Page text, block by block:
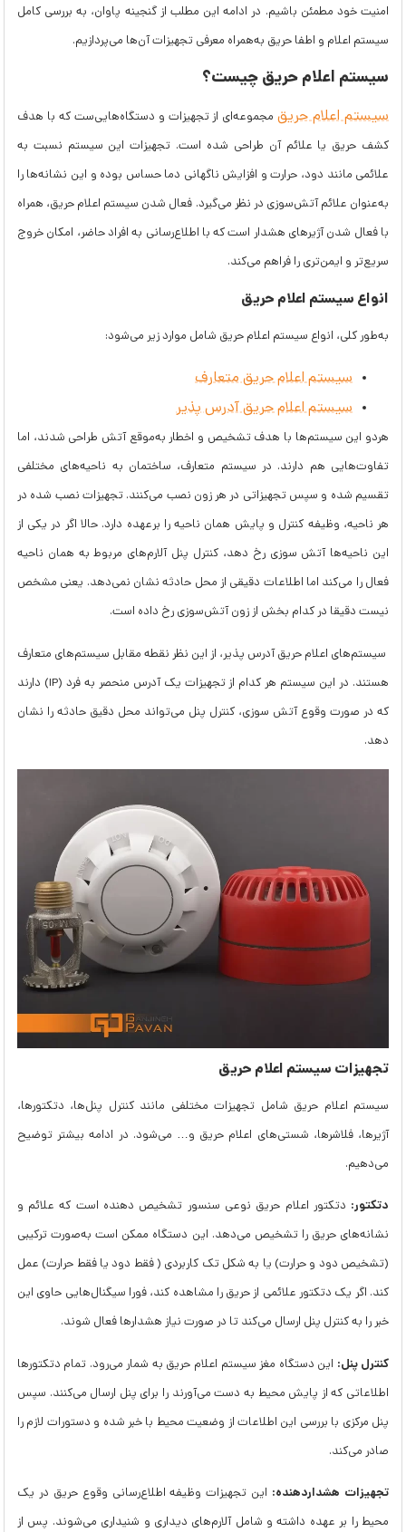
امنیت خود مطمئن باشیم. در ادامه این مطلب از گنجینه پاوان، به بررسی کامل
سیستم اعلام و اطفا حریق به‌همراه معرفی تجهیزات آن‌ها می‌پردازیم.
سیستم اعلام حریق چیست؟
سیستم اعلام حریقمجموعه‌ای از تجهیزات و دستگاه‌هایی‌ست که با هدف
کشف حریق یا علائم آن طراحی شده است. تجهیزات این سیستم نسبت به
علائمی مانند دود، حرارت و افزایش ناگهانی دما حساس بوده و این نشانه‌ها را
به‌عنوان علائم آتش‌سوزی در نظر می‌گیرد. فعال شدن سیستم اعلام حریق، همراه
با فعال شدن آژیرهای هشدار است که با اطلاع‌رسانی به افراد حاضر، امکان خروج
سریع‌تر و ایمن‌تری را فراهم می‌کند.
انواع سیستم اعلام حریق
به‌طور کلی، انواع سیستم اعلام حریق شامل موارد زیر می‌شود:
سیستم اعلام حریق متعارف
سیستم اعلام حریق آدرس پذیر
هردو این سیستم‌ها با هدف تشخیص و اخطار به‌موقع آتش طراحی شدند، اما
تفاوت‌هایی هم دارند. در سیستم متعارف، ساختمان به ناحیه‌های مختلفی
تقسیم شده و سپس تجهیزاتی در هر زون نصب می‌کنند. تجهیزات نصب شده در
هر ناحیه، وظیفه کنترل و پایش همان ناحیه را برعهده دارد. حالا اگر در یکی از
این ناحیه‌ها آتش سوزی رخ دهد، کنترل پنل آلارم‌های مربوط به همان ناحیه
فعال را می‌کند اما اطلاعات دقیقی از محل حادثه نشان نمی‌دهد. یعنی مشخص
نیست دقیقا در کدام بخش از زون آتش‌سوزی رخ داده است.
سیستم‌های اعلام حریق آدرس پذیر، از این نظر نقطه مقابل سیستم‌های متعارف
هستند. در این سیستم هر کدام از تجهیزات یک آدرس منحصر به فرد (IP) دارند
که در صورت وقوع آتش سوزی، کنترل پنل می‌تواند محل دقیق حادثه را نشان
دهد.
تجهیزات سیستم اعلام حریق
سیستم اعلام حریق شامل تجهیزات مختلفی مانند کنترل پنل‌ها، دتکتورها،
آژیرها، فلاشرها، شستی‌های اعلام حریق و… می‌شود. در ادامه بیشتر توضیح
می‌دهیم.
دتکتور: دتکتور اعلام حریق نوعی سنسور تشخیص دهنده است که علائم و
نشانه‌های حریق را تشخیص می‌دهد. این دستگاه ممکن است به‌‌صورت ترکیبی
(تشخیص دود و حرارت) یا به ‌شکل تک کاربردی ( فقط دود یا فقط حرارت) عمل
کند. اگر یک دتکتور علائمی از حریق را مشاهده کند، فورا سیگنال‌هایی حاوی این
خبر را به کنترل پنل ارسال می‌کند تا در صورت نیاز هشدارها فعال شوند.
کنترل پنل: این دستگاه مغز سیستم اعلام حریق به شمار می‌رود. تمام دتکتورها
اطلاعاتی که از پایش محیط به دست می‌آورند را برای پنل ارسال می‌کنند. سپس
پنل مرکزی با بررسی این اطلاعات از وضعیت محیط با خبر شده و دستورات لازم را
صادر می‌کند.
تجهیزات هشداردهنده: این تجهیزات وظیفه اطلاع‌رسانی وقوع حریق در یک
محیط را بر عهده داشته و شامل آلارم‌های دیداری و شنیداری می‌شوند. پس از